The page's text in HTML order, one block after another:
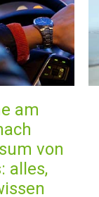
am
von
alles,